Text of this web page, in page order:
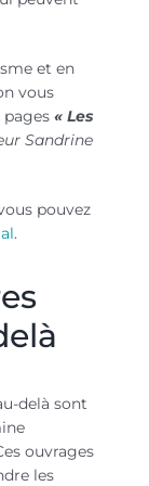
et en
vous
pages « Les
Sandrine
pouvez
.
delà sont
ouvrages
les